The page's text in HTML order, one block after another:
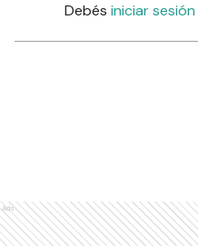
Debés iniciar sesión
Ads